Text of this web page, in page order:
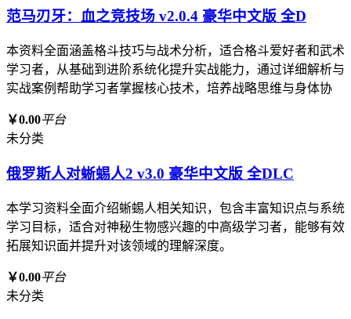
范马刃牙：血之竞技场 v2.0.4 豪华中文版 全D
本资料全面涵盖格斗技巧与战术分析，适合格斗爱好者和武术
学习者，从基础到进阶系统化提升实战能力，通过详细解析与
实战案例帮助学习者掌握核心技术，培养战略思维与身体协
￥0.00平台
未分类
俄罗斯人对蜥蜴人2 v3.0 豪华中文版 全DLC
本学习资料全面介绍蜥蜴人相关知识，包含丰富知识点与系统
学习目标，适合对神秘生物感兴趣的中高级学习者，能够有效
拓展知识面并提升对该领域的理解深度。
￥0.00平台
未分类